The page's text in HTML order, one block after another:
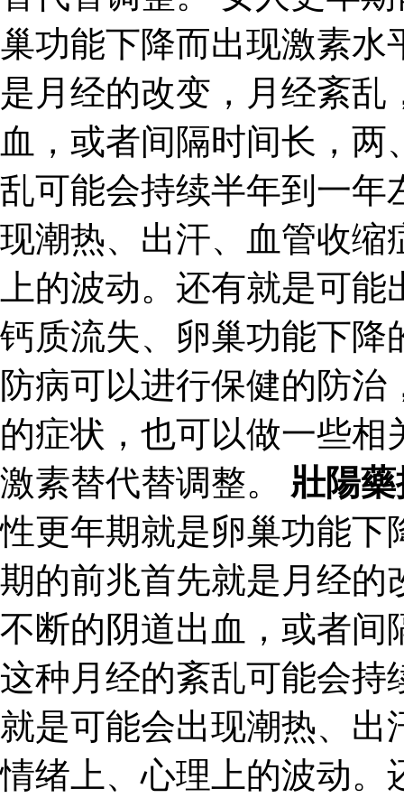
巢功能下降而出现激素水
是月经的改变，月经紊
血，或者间隔时间长，
乱可能会持续半年到一年
现潮热、出汗、血管收缩
上的波动。还有就是可
钙质流失、卵巢功能下降
防病可以进行保健的防
的症状，也可以做一些
激素替代替调整。 壯陽
性更年期就是卵巢功能下
期的前兆首先就是月经的
不断的阴道出血，或者间
这种月经的紊乱可能会持
就是可能会出现潮热、出
情绪上、心理上的波动。